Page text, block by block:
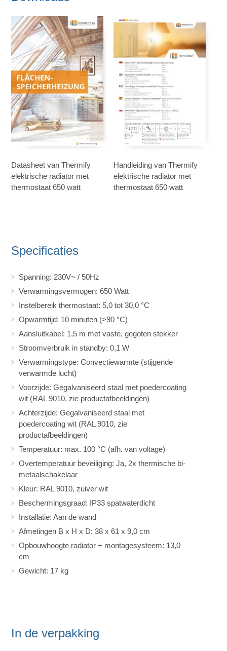
Datasheet van Thermify
elektrische radiator met
thermostaat 650 watt
Handleiding van Thermify
elektrische radiator met
thermostaat 650 watt
Specificaties
Spanning: 230V~ / 50Hz
Verwarmingsvermogen: 650 Watt
Instelbereik thermostaat: 5,0 tot 30,0 °C
Opwarmtijd: 10 minuten (>90 °C)
Aansluitkabel: 1,5 m met vaste, gegoten stekker
Stroomverbruik in standby: 0,1 W
Verwarmingstype: Convectiewarmte (stijgende
verwarmde lucht)
Voorzijde: Gegalvaniseerd staal met poedercoating
wit (RAL 9010, zie productafbeeldingen)
Achterzijde: Gegalvaniseerd staal met
poedercoating wit (RAL 9010, zie
productafbeeldingen)
Temperatuur: max. 100 °C (afh. van voltage)
Overtemperatuur beveiliging: Ja, 2x thermische bi-
metaalschakelaar
Kleur: RAL 9010, zuiver wit
Beschermingsgraad: IP33 spatwaterdicht
Installatie: Aan de wand
Afmetingen B x H x D: 38 x 61 x 9,0 cm
Opbouwhoogte radiator + montagesysteem: 13,0
cm
Gewicht: 17 kg
In de verpakking